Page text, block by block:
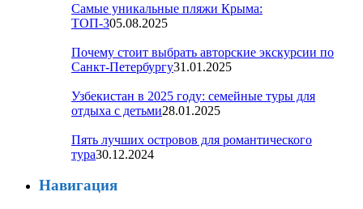
Самые уникальные пляжи Крыма:
ТОП-305.08.2025
Почему стоит выбрать авторские экскурсии по
Санкт-Петербургу31.01.2025
Узбекистан в 2025 году: семейные туры для
отдыха с детьми28.01.2025
Пять лучших островов для романтического
тура30.12.2024
Навигация